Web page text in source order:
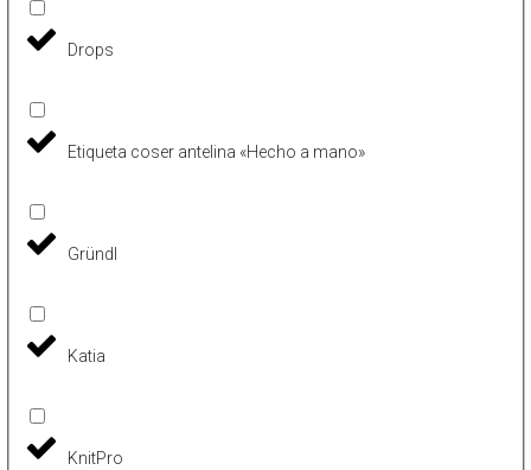
Drops
Etiqueta coser antelina «Hecho a mano»
Gründl
Katia
KnitPro